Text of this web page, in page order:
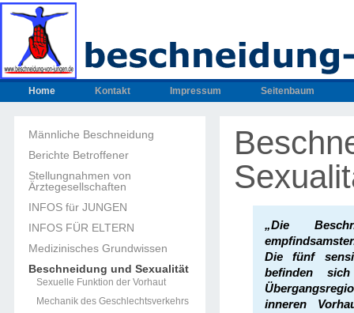
Home Kontakt Impressum Seitenbaum
Männliche Beschneidung
Berichte Betroffener
Stellungnahmen von
Ärztegesellschaften
INFOS für JUNGEN
INFOS FÜR ELTERN
Medizinisches Grundwissen
Beschneidung und Sexualität
Sexuelle Funktion der Vorhaut
Mechanik des Geschlechtsverkehrs
„Die
Die fünf
befinden
inneren